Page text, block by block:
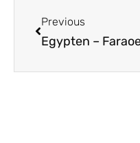
Previous